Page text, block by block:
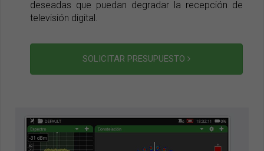
deseadas que puedan degradar la recepción de
televisión digital.
SOLICITAR PRESUPUESTO